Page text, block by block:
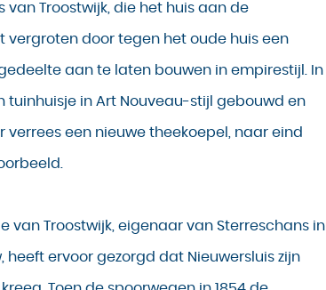
van Troostwijk, die het huis aan de
vergroten door tegen het oude huis een
aan te laten bouwen in empirestijl. In
tuinhuisje in Art Nouveau-stijl gebouwd en
verrees een nieuwe theekoepel, naar eind
van Troostwijk, eigenaar van Sterreschans in
heeft ervoor gezorgd dat Nieuwersluis zijn